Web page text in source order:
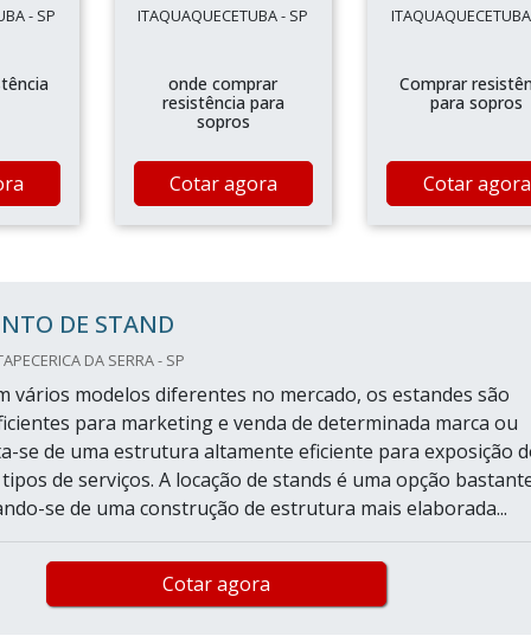
- SP
ITAQUAQUECETUBA - SP
onde comprar
resistência para
sopros
Cotar agora
Comprar
para sopros
Cotar agora
DE STAND
DA SERRA - SP
vários modelos diferentes no mercado, os estandes são
para marketing e venda de determinada marca ou
se de uma estrutura altamente eficiente para exposição
de serviços. A locação de stands é uma opção
se de uma construção de estrutura mais elaborada...
Cotar agora